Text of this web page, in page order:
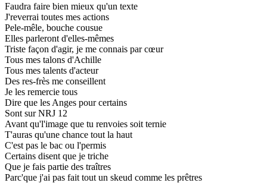
Faudra faire bien mieux qu'un texte
J'reverrai toutes mes actions
Pele-mêle, bouche cousue
Elles parleront d'elles-mêmes
Triste façon d'agir, je me connais par cœur
Tous mes talons d'Achille
Tous mes talents d'acteur
Des res-frès me conseillent
Je les remercie tous
Dire que les Anges pour certains
Sont sur NRJ 12
Avant qu'l'image que tu renvoies soit ternie
T'auras qu'une chance tout la haut
C'est pas le bac ou l'permis
Certains disent que je triche
Que je fais partie des traîtres
Parc'que j'ai pas fait tout un skeud comme les prêtres